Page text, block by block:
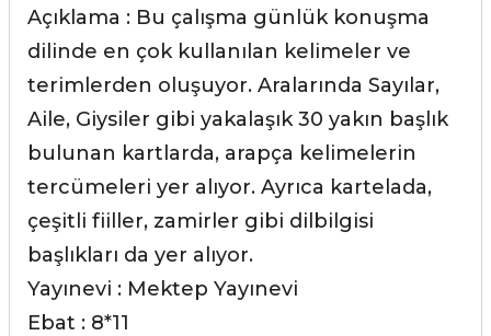
Açıklama : Bu çalışma günlük konuşma
dilinde en çok kullanılan kelimeler ve
terimlerden oluşuyor. Aralarında Sayılar,
Aile, Giysiler gibi yakalaşık 30 yakın başlık
bulunan kartlarda, arapça kelimelerin
tercümeleri yer alıyor. Ayrıca kartelada,
çeşitli fiiller, zamirler gibi dilbilgisi
başlıkları da yer alıyor.
Yayınevi : Mektep Yayınevi
Ebat : 8*11